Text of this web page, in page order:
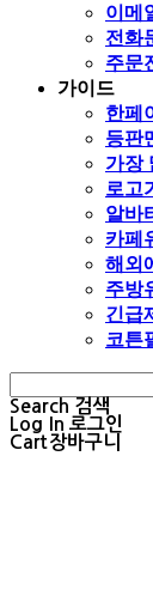
이메
전화
주문
가이드
한페
등판
가장
로고
알바
카페
해외
주방
긴급
코튼
Search 검색
Log In 로그인
Cart장바구니